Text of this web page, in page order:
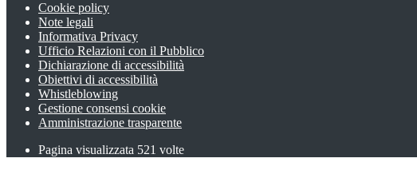
Cookie policy
Note legali
Informativa Privacy
Ufficio Relazioni con il Pubblico
Dichiarazione di accessibilità
Obiettivi di accessibilità
Whistleblowing
Gestione consensi cookie
Amministrazione trasparente
Pagina visualizzata 521 volte